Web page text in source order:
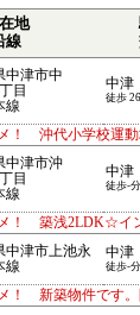
地
線
中津市中
目
線
中津
徒歩
！ 沖代小学校運動
中津市沖
目
線
中津
徒歩-
！ 築浅2LDK☆イ
中津市上池永
線
中津
徒歩-
！ 新築物件です。